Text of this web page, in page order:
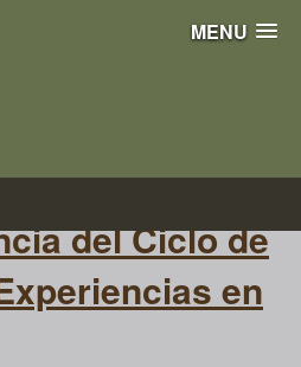
MENU
del Ciclo de
en